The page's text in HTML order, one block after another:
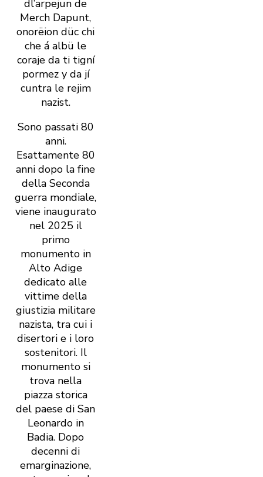
dl’arpejun de
Merch Dapunt,
onorëion düc chi
che á albü le
coraje da ti tigní
pormez y da jí
cuntra le rejim
nazist.
Sono passati 80
anni.
Esattamente 80
anni dopo la fine
della Seconda
guerra mondiale,
viene inaugurato
nel 2025 il
primo
monumento in
Alto Adige
dedicato alle
vittime della
giustizia militare
nazista, tra cui i
disertori e i loro
sostenitori. Il
monumento si
trova nella
piazza storica
del paese di San
Leonardo in
Badia. Dopo
decenni di
emarginazione,